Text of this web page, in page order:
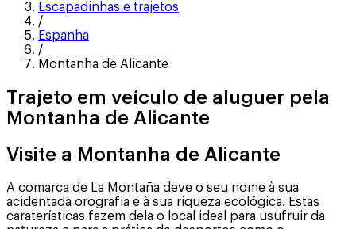
Escapadinhas e trajetos
/
Espanha
/
Montanha de Alicante
Trajeto em veículo de aluguer pela
Montanha de Alicante
Visite a Montanha de Alicante
A comarca de La Montaña deve o seu nome à sua
acidentada orografia e à sua riqueza ecológica. Estas
caraterísticas fazem dela o local ideal para usufruir da